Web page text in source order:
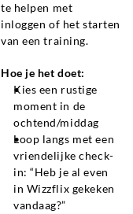
te helpen met
inloggen of het starten
van een training.
Hoe je het doet:
Kies een rustige
moment in de
ochtend/middag
Loop langs met een
vriendelijke check-
in: “Heb je al even
in Wizzflix gekeken
vandaag?”